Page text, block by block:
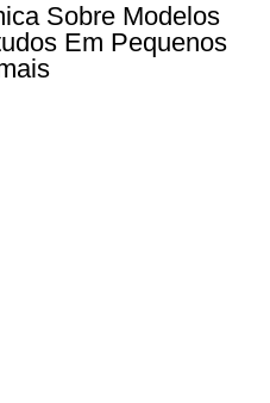
Sobre Modelos
Em Pequenos